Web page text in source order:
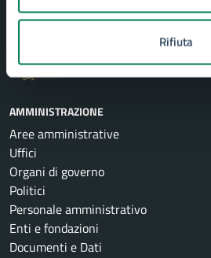
Rifiuta
Comune di Siracusa
AMMINISTRAZIONE
Aree amministrative
Uffici
Organi di governo
Politici
Personale amministrativo
Enti e fondazioni
Documenti e Dati